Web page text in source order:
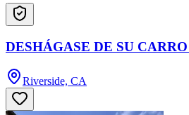
DESHÁGASE DE SU
Riverside, CA